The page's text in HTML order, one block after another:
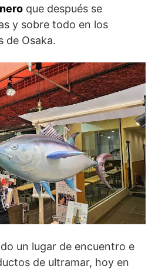
que después se
y sobre todo en los
de Osaka.
un lugar de encuentro e
de ultramar, hoy en